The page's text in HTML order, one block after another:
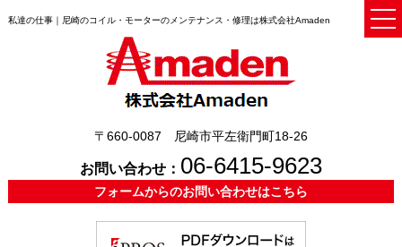
私達の仕事｜尼崎のコイル・モーターのメンテナンス・修理は株式会社Amaden
〒660-0087 尼崎市平左衛門町18-26
お問い合わせ： 06-6415-9623
フォームからのお問い合わせはこちら